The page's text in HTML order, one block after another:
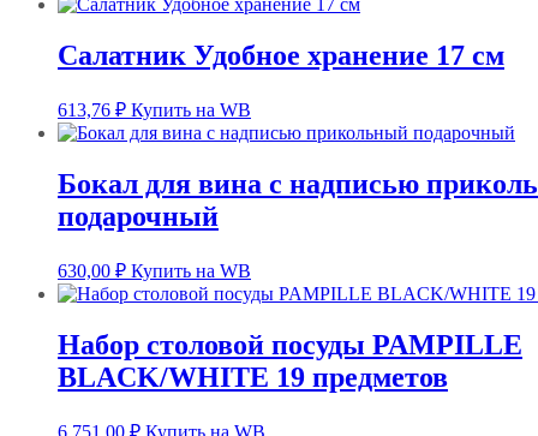
Салатник Удобное хранение 17 см
613,76 ₽ Купить на WB
Бокал для вина с надписью
подарочный
630,00 ₽ Купить на WB
Набор столовой посуды PAMPILLE
BLACK/WHITE 19 предметов
6 751,00 ₽ Купить на WB